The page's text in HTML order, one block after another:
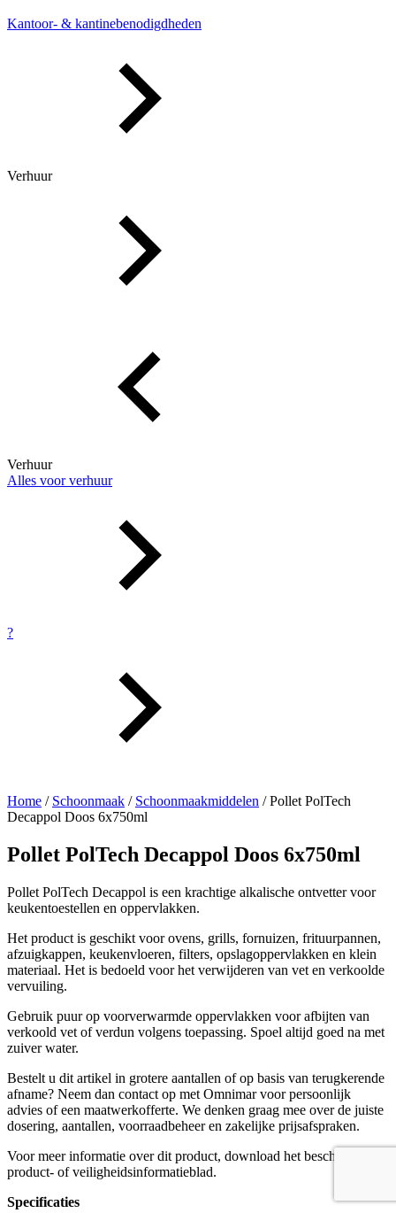
Kantoor- & kantinebenodigdheden
Verhuur
Verhuur
Alles voor verhuur
?
Home / Schoonmaak / Schoonmaakmiddelen / Pollet PolTech
Decappol Doos 6x750ml
Pollet PolTech Decappol Doos 6x750ml
Pollet PolTech Decappol is een krachtige alkalische ontvetter voor
keukentoestellen en oppervlakken.
Het product is geschikt voor ovens, grills, fornuizen, frituurpannen,
afzuigkappen, keukenvloeren, filters, opslagoppervlakken en klein
materiaal. Het is bedoeld voor het verwijderen van vet en verkoolde
vervuiling.
Gebruik puur op voorverwarmde oppervlakken voor afbijten van
verkoold vet of verdun volgens toepassing. Spoel altijd goed na met
zuiver water.
Bestelt u dit artikel in grotere aantallen of op basis van terugkerende
afname? Neem dan contact op met Omnimar voor persoonlijk
advies of een maatwerkofferte. We denken graag mee over de juiste
dosering, aantallen, voorraadbeheer en zakelijke prijsafspraken.
Voor meer informatie over dit product, download het beschikbare
product- of veiligheidsinformatieblad.
Specificaties